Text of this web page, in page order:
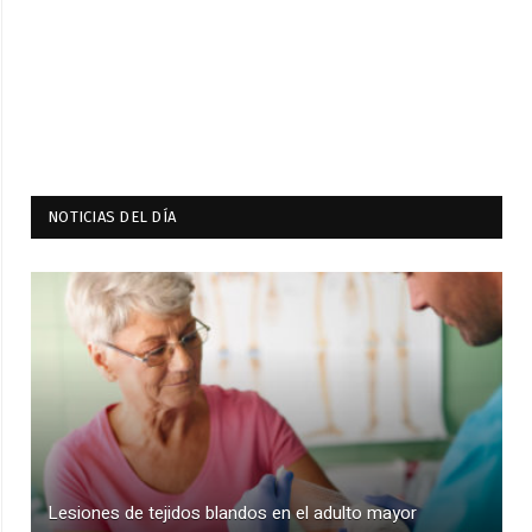
NOTICIAS DEL DÍA
Lesiones de tejidos blandos en el adulto mayor